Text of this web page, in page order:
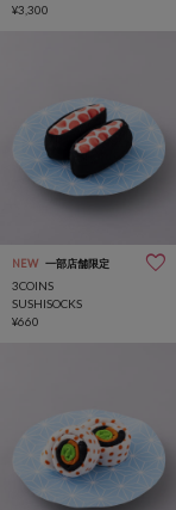
¥3,300
NEW 一部店舗限定
3COINS
SUSHISOCKS
¥660